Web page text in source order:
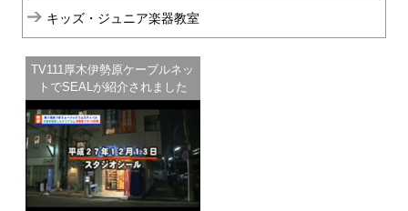
キッズ・ジュニア楽器教室
TV111厚木伊勢原ケーブルネッ
トでSEALが紹介されました